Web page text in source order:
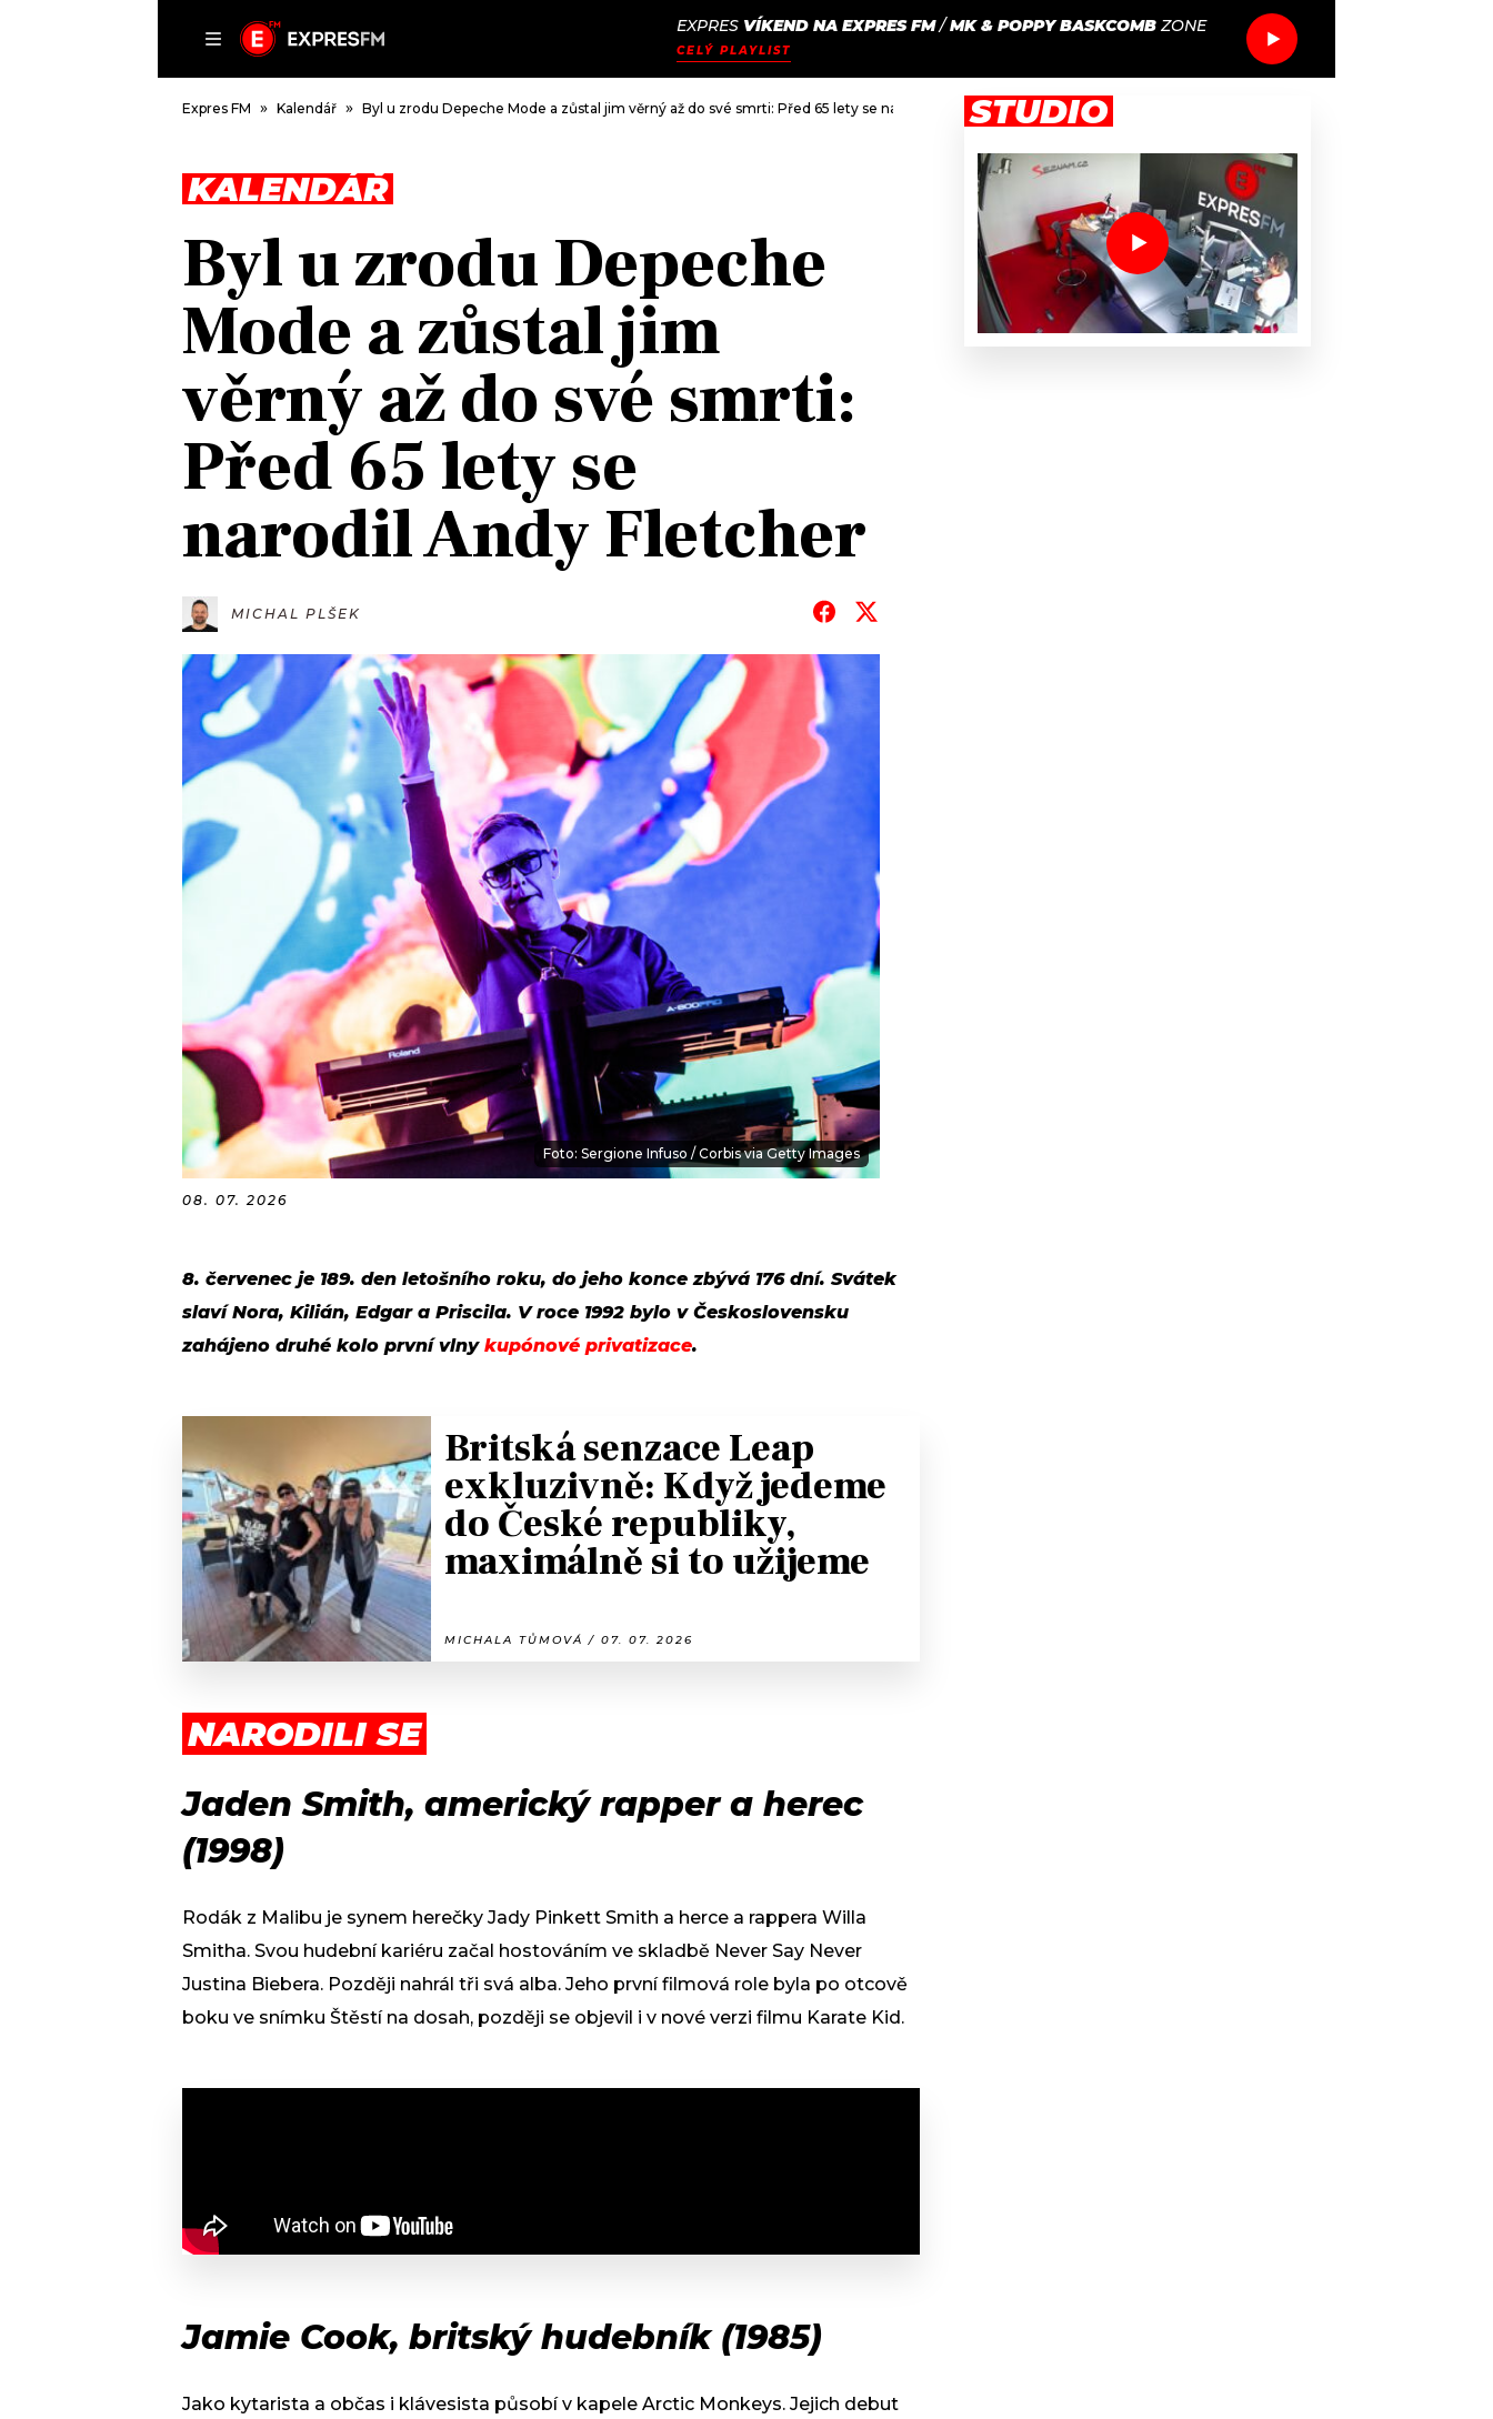
SEZNAM.CZ
EXPRES VÍKEND NA EXPRES FM/MK & POPPY BASKCOMB ZONE
CELÝ PLAYLIST
DOMŮ
ČLÁNKY
AKTUÁLNĚ
HUDBA
ROZHOVORY
#NEBUDUDOMA
KALENDÁŘ
KVÍZY
TRENDY
MIX
OSTATNÍ
PODCASTY
JAK NALADIT
RÁDIO
PROGRAM
JAK NALADIT
SOUTĚŽE
Expres FM Kalendář Byl u zrodu Depeche Mode a zůstal jim věrný až do své smrti: Před 65 lety se narodil Andy Fletcher
KALENDÁŘ
Byl u zrodu Depeche
Mode a zůstal jim
věrný až do své smrti:
Před 65 lety se
narodil Andy Fletcher
MICHAL PLŠEK
Foto: Sergione Infuso / Corbis via Getty Images
08. 07. 2026
8. červenec je 189. den letošního roku, do jeho konce zbývá 176 dní. Svátek
slaví Nora, Kilián, Edgar a Priscila. V roce 1992 bylo v Československu
zahájeno druhé kolo první vlny kupónové privatizace.
Britská senzace Leap
exkluzivně: Když jedeme
do České republiky,
maximálně si to užijeme
MICHALA TŮMOVÁ / 07. 07. 2026
NARODILI SE
Jaden Smith, americký rapper a herec
(1998)
Rodák z Malibu je synem herečky Jady Pinkett Smith a herce a rappera Willa
Smitha. Svou hudební kariéru začal hostováním ve skladbě Never Say Never
Justina Biebera. Později nahrál tři svá alba. Jeho první filmová role byla po otcově
boku ve snímku Štěstí na dosah, později se objevil i v nové verzi filmu Karate Kid.
Jamie Cook, britský hudebník (1985)
Jako kytarista a občas i klávesista působí v kapele Arctic Monkeys. Jejich debut
STUDIO